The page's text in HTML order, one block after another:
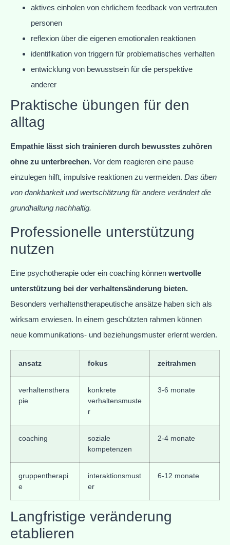
aktives einholen von ehrlichem feedback von vertrauten
personen
reflexion über die eigenen emotionalen reaktionen
identifikation von triggern für problematisches verhalten
entwicklung von bewusstsein für die perspektive
anderer
Praktische übungen für den
alltag
Empathie lässt sich trainieren durch bewusstes zuhören
ohne zu unterbrechen. Vor dem reagieren eine pause
einzulegen hilft, impulsive reaktionen zu vermeiden. Das üben
von dankbarkeit und wertschätzung für andere verändert die
grundhaltung nachhaltig.
Professionelle unterstützung
nutzen
Eine psychotherapie oder ein coaching können wertvolle
unterstützung bei der verhaltensänderung bieten.
Besonders verhaltenstherapeutische ansätze haben sich als
wirksam erwiesen. In einem geschützten rahmen können
neue kommunikations- und beziehungsmuster erlernt werden.
ansatz fokus zeitrahmen
verhaltensthera
pie
konkrete
verhaltensmuste
r
3-6 monate
coaching
soziale
kompetenzen
2-4 monate
gruppentherapi
e
interaktionsmust
er
6-12 monate
Langfristige veränderung
etablieren